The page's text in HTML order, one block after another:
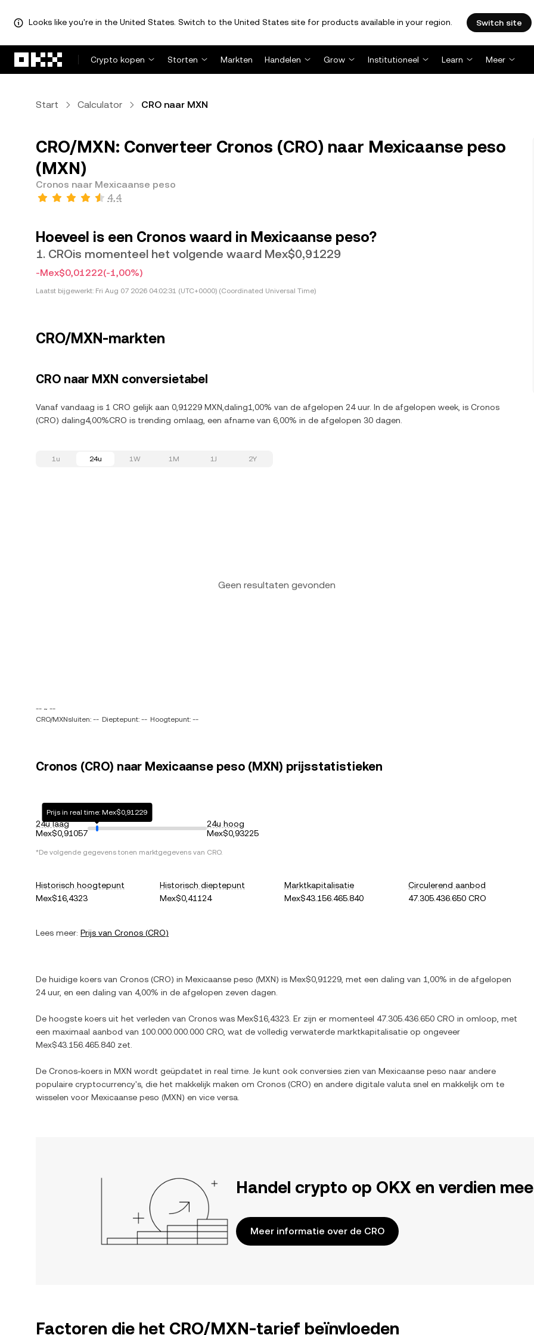
Looks like you're in the United States. Switch to the United States site for products available in your region. Switch site
Crypto kopen
Storten Markten Handelen Grow Institutioneel Learn Meer
Start Calculator CRO naar MXN
CRO/MXN: Converteer Cronos (CRO) naar Mexicaanse peso
(MXN)
Cronos naar Mexicaanse peso
4,4
Hoeveel is een Cronos waard in Mexicaanse peso?
1. CROis momenteel het volgende waard Mex$0,91229
-Mex$0,01222(-1,00%)
Laatst bijgewerkt: Fri Aug 07 2026 04:02:31 (UTC+0000) (Coordinated Universal Time)
CRO/MXN-markten
CRO naar MXN conversietabel
Vanaf vandaag is 1 CRO gelijk aan 0,91229 MXN,daling1,00% van de afgelopen 24 uur. In de afgelopen week, is Cronos
(CRO) daling4,00%CRO is trending omlaag, een afname van 6,00% in de afgelopen 30 dagen.
1u 24u 1W 1M 1J 2Y
Geen resultaten gevonden
-- ~ --
CRO/MXNsluiten: -- Dieptepunt: -- Hoogtepunt: --
Cronos (CRO) naar Mexicaanse peso (MXN) prijsstatistieken
24u laag
Mex$0,91057
Prijs in real time: Mex$0,91229
24u hoog
Mex$0,93225
*De volgende gegevens tonen marktgegevens van CRO.
Historisch hoogtepunt
Mex$16,4323
Historisch dieptepunt
Mex$0,41124
Marktkapitalisatie
Mex$43.156.465.840
Circulerend aanbod
47.305.436.650 CRO
Lees meer: Prijs van Cronos (CRO)
De huidige koers van Cronos (CRO) in Mexicaanse peso (MXN) is Mex$0,91229 , met een daling van 1,00% in de afgelopen
24 uur, en een daling van 4,00% in de afgelopen zeven dagen.
De hoogste koers uit het verleden van Cronos was Mex$16,4323 . Er zijn er momenteel 47.305.436.650 CRO in omloop, met
een maximaal aanbod van 100.000.000.000 CRO , wat de volledig verwaterde marktkapitalisatie op ongeveer
Mex$43.156.465.840 zet.
De Cronos-koers in MXN wordt geüpdatet in real time. Je kunt ook conversies zien van Mexicaanse peso naar andere
populaire cryptocurrency's, die het makkelijk maken om Cronos (CRO) en andere digitale valuta snel en makkelijk om te
wisselen voor Mexicaanse peso (MXN) en vice versa.
Handel crypto op OKX en verdien
Meer informatie over de CRO
Factoren die het CRO/MXN-tarief beïnvloeden